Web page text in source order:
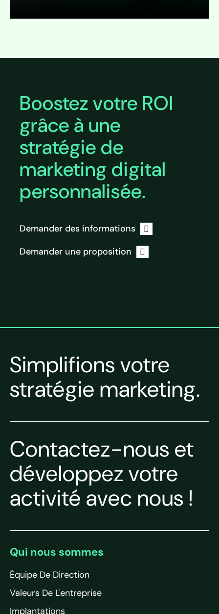
Boostez votre ROI
grâce à une
stratégie de
marketing digital
personnalisée.
Demander des informations
Demander une proposition
Simplifions votre
stratégie marketing.
Contactez-nous et
développez votre
activité avec nous !
Qui nous sommes
Équipe De Direction
Valeurs De L'entreprise
Implantations